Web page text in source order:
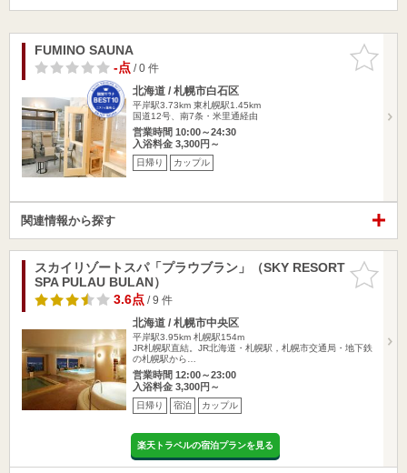
お気に入
りに追加
FUMINO SAUNA
-点/ 0 件
北海道 / 札幌市白石区
平岸駅3.73km 東札幌駅1.45km
国道12号、南7条・米里通経由
営業時間 10:00～24:30
入浴料金 3,300円～
日帰り カップル
関連情報から探す
お気に入
りに追加
スカイリゾートスパ「プラウブラン」（SKY RESORT
SPA PULAU BULAN）
3.6点/ 9 件
北海道 / 札幌市中央区
平岸駅3.95km 札幌駅154m
JR札幌駅直結。JR北海道・札幌駅，札幌市交通局・地下鉄
の札幌駅から…
営業時間 12:00～23:00
入浴料金 3,300円～
日帰り 宿泊 カップル
楽天トラベルの宿泊プランを見る